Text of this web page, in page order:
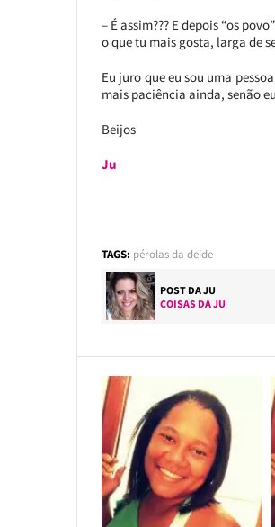
– É assim??? E depois “os
o que tu mais gosta, larga de
Eu juro que eu sou uma
mais paciência ainda, senão
Beijos
Ju
TAGS: pérolas da deide
POST DAJU
COISAS DA JU